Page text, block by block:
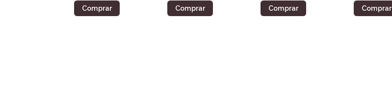
Comprar Comprar Comprar Comprar